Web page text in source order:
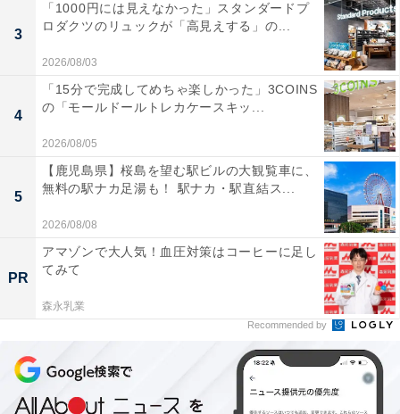
3
「1000円には見えなかった」スタンダードプ
ロダクツのリュックが「高見えする」の...
2026/08/03
4
「15分で完成してめちゃ楽しかった」3COINS
の「モールドールトレカケースキッ...
2026/08/05
5
【鹿児島県】桜島を望む駅ビルの大観覧車に、
無料の駅ナカ足湯も！ 駅ナカ・駅直結ス...
2026/08/08
PR
アマゾンで大人気！血圧対策はコーヒーに足し
てみて
森永乳業
Recommended by